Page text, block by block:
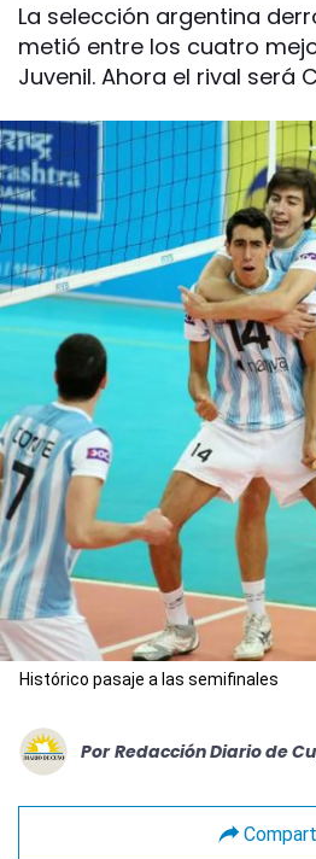
La selección argentina
metió entre los cuatro
Juvenil. Ahora el rival será
Histórico pasaje a las semifinales
Por Redacción Diario de